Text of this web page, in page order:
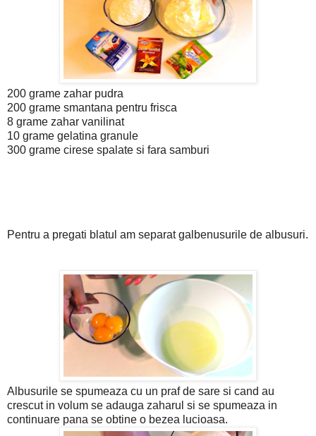
200 grame zahar pudra
200 grame smantana pentru frisca
8 grame zahar vanilinat
10 grame gelatina granule
300 grame cirese spalate si fara samburi
Pentru a pregati blatul am separat galbenusurile de albusuri.
Albusurile se spumeaza cu un praf de sare si cand au
crescut in volum se adauga zaharul si se spumeaza in
continuare pana se obtine o bezea lucioasa.